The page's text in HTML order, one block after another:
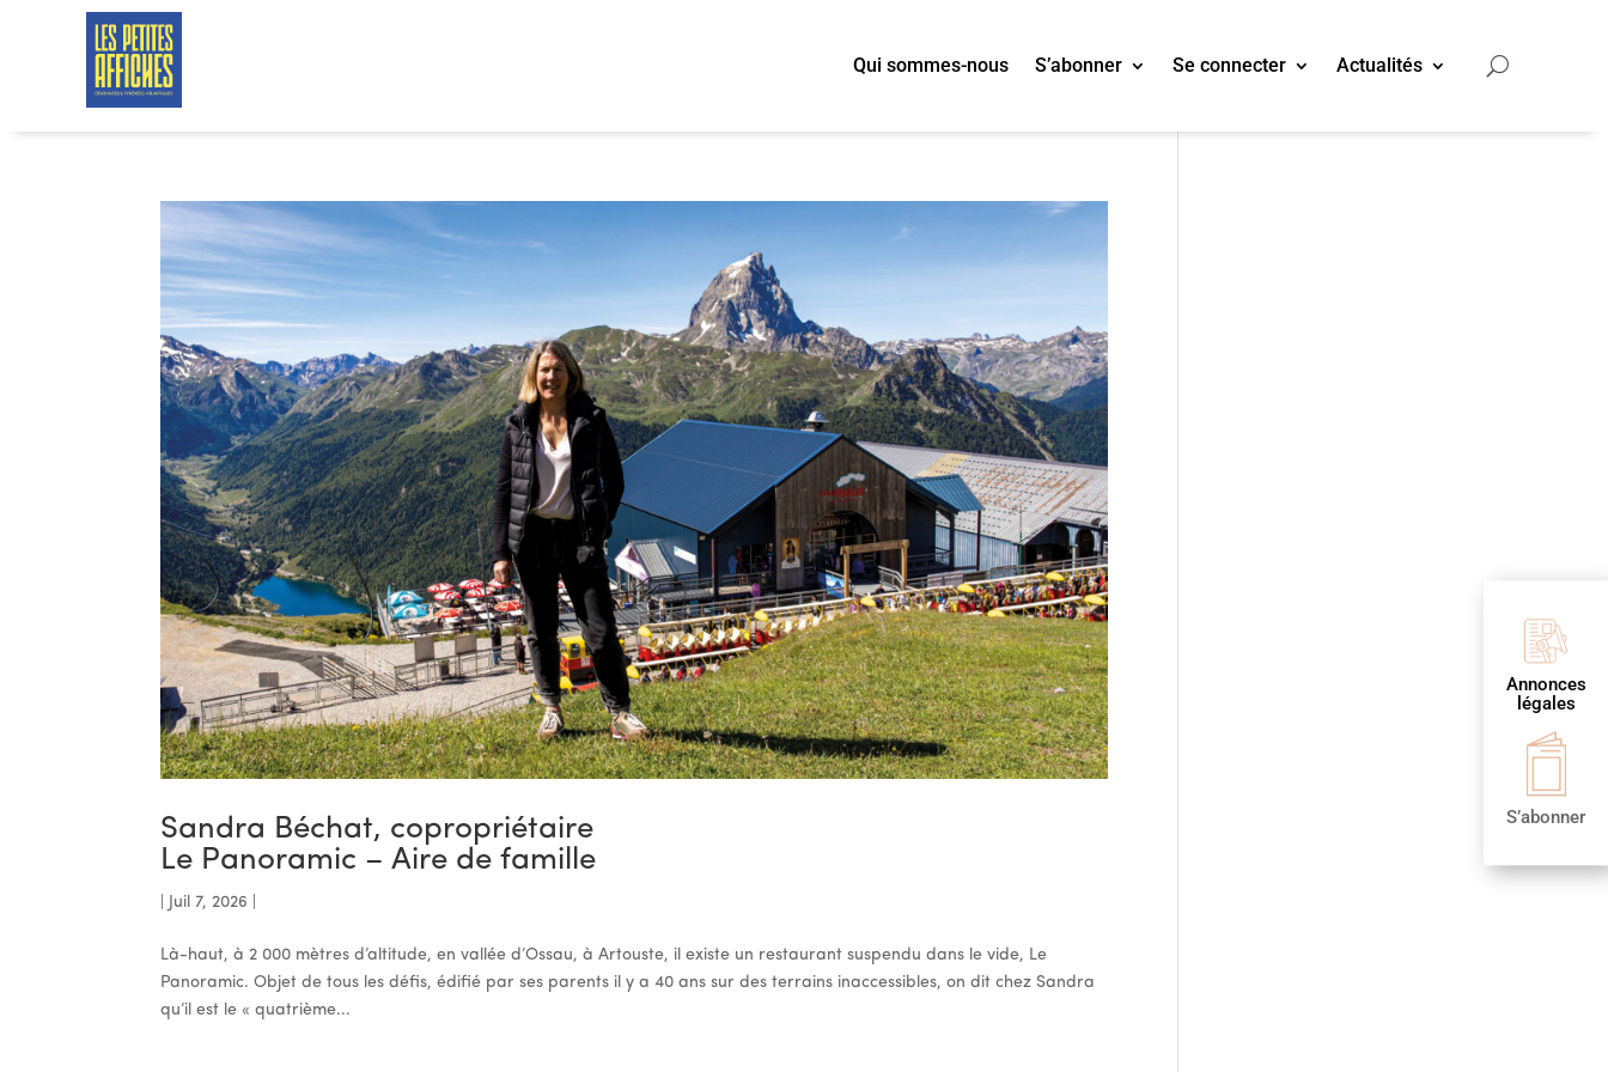
Qui sommes-nous S’abonner Se connecter Actualités
Annonces
légales
S’abonner
Sandra Béchat, copropriétaire
Le Panoramic – Aire de famille
Juil 7, 2026
Là-haut, à 2 000 mètres d’altitude, en vallée d’Ossau, à Artouste, il existe un restaurant suspendu dans le vide, Le
Panoramic. Objet de tous les défis, édifié par ses parents il y a 40 ans sur des terrains inaccessibles, on dit chez Sandra
qu’il est le « quatrième...